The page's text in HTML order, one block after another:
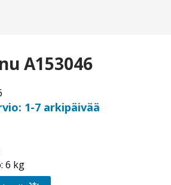
A153046
1-7 arkipäivää
6 kg